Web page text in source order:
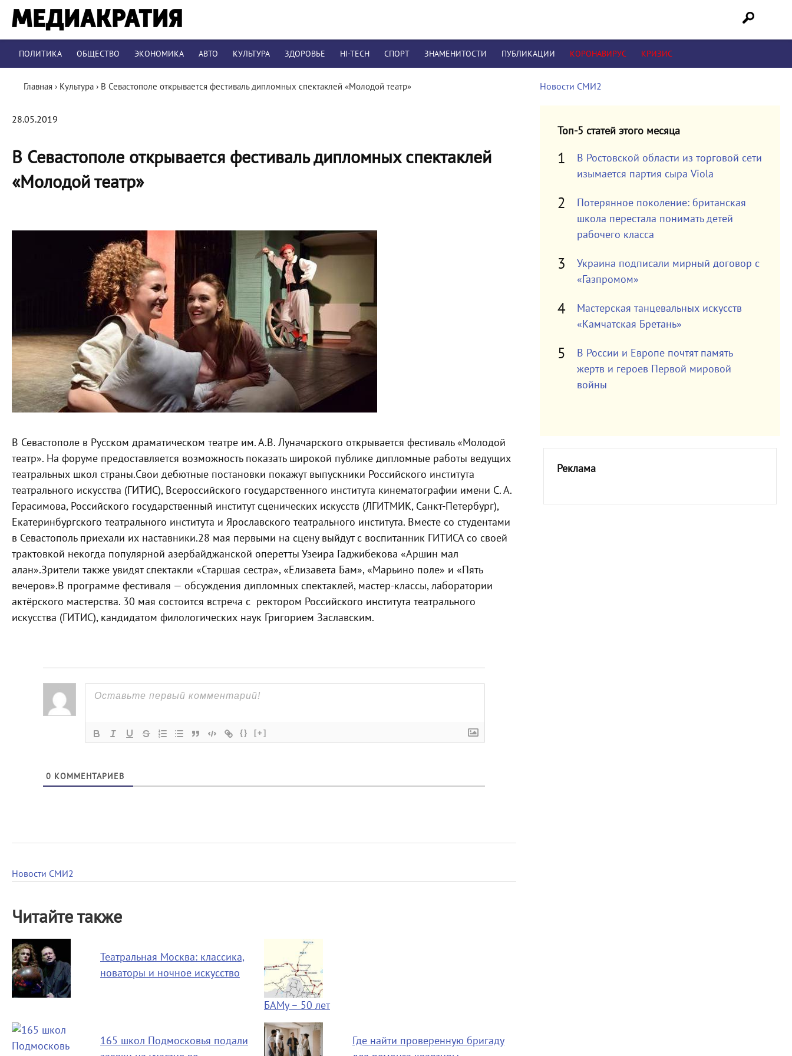
ПОЛИТИКА ОБЩЕСТВО ЭКОНОМИКА АВТО КУЛЬТУРА ЗДОРОВЬЕ HI-TECH СПОРТ ЗНАМЕНИТОСТИ ПУБЛИКАЦИИ КОРОНАВИРУС КРИЗИС
Главная › Культура › В Севастополе открывается фестиваль дипломных спектаклей «Молодой театр»
28.05.2019
В Севастополе открывается фестиваль дипломных спектаклей
«Молодой театр»
В Севастополе в Русском драматическом театре им. А.В. Луначарского открывается фестиваль «Молодой
театр». На форуме предоставляется возможность показать широкой публике дипломные работы ведущих
театральных школ страны.Cвои дебютные постановки покажут выпускники Российского института
театрального искусства (ГИТИС), Всероссийского государственного института кинематографии имени С. А.
Герасимова, Российского государственный институт сценических искусств (ЛГИТМИК, Санкт-Петербург),
Екатеринбургского театрального института и Ярославского театрального института. Вместе со студентами
в Севастополь приехали их наставники.28 мая первыми на сцену выйдут с воспитанник ГИТИСА со своей
трактовкой некогда популярной азербайджанской оперетты Узеира Гаджибекова «Аршин мал
алан».Зрители также увидят спектакли «Старшая сестра», «Елизавета Бам», «Марьино поле» и «Пять
вечеров».В программе фестиваля — обсуждения дипломных спектаклей, мастер-классы, лаборатории
актёрского мастерства. 30 мая состоится встреча с ректором Российского института театрального
искусства (ГИТИС), кандидатом филологических наук Григорием Заславским.
{} [+]
0 КОММЕНТАРИЕВ
Новости СМИ2
Читайте также
Театральная Москва: классика,
новаторы и ночное искусство
БАМу – 50 лет
165 школ Подмосковья подали
Где найти проверенную бригаду
Новости СМИ2
Топ-5 статей этого месяца
В Ростовской области из торговой сети
изымается партия сыра Viola
Потерянное поколение: британская
школа перестала понимать детей
рабочего класса
Украина подписали мирный договор с
«Газпромом»
Мастерская танцевальных искусств
«Камчатская Бретань»
В России и Европе почтят память
жертв и героев Первой мировой
войны
Реклама